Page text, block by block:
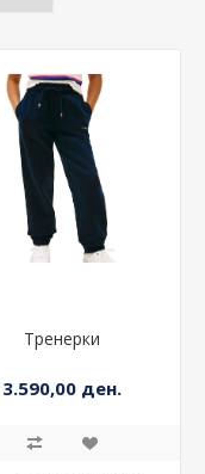
Тренерки
3.590,00 ден.